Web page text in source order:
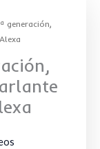
generación,